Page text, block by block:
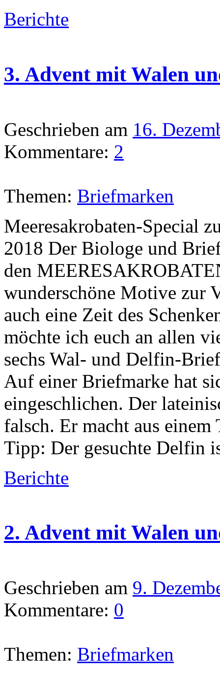
Berichte
3. Advent mit Walen
Geschrieben am 16.
Kommentare: 2
Themen: Briefmarken
Meeresakrobaten-Special
2018 Der Biologe und
den
wunderschöne Motive zur
auch eine Zeit des
möchte ich euch an allen
sechs Wal- und Delfin-
Auf einer Briefmarke hat
eingeschlichen. Der
falsch. Er macht aus
Tipp: Der gesuchte
Berichte
2. Advent mit Walen
Geschrieben am 9.
Kommentare: 0
Themen: Briefmarken